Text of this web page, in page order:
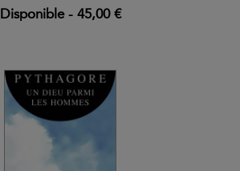
Disponible- 45,00 €